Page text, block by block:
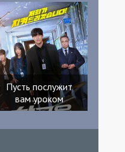
Пусть послужит
вам уроком